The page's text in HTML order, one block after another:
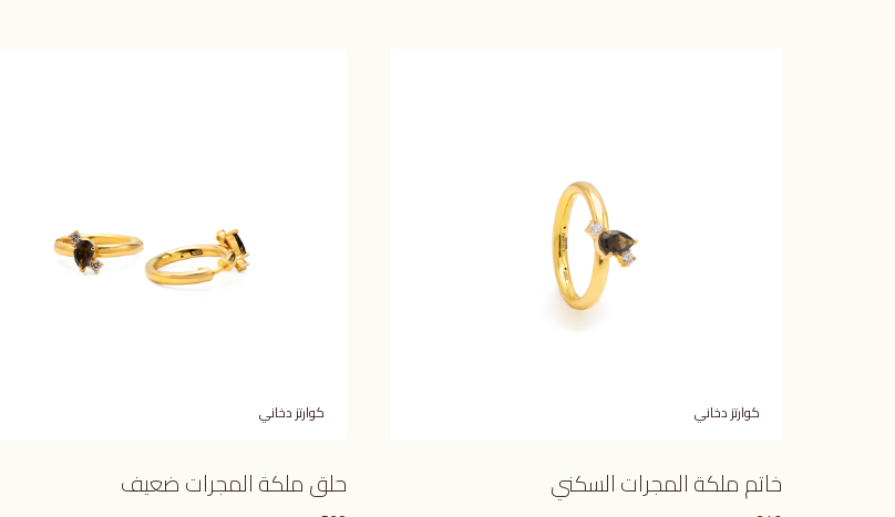
كوارتز دخاني
خاتم ملكة المجرات السكني
كوارتز دخاني
حلق ملكة المجرات ضعيف